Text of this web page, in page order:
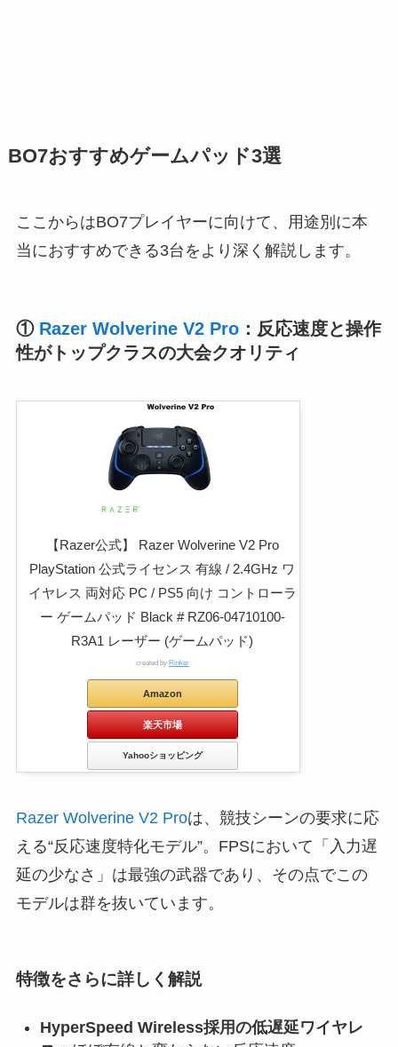
BO7おすすめゲームパッド3選
ここからはBO7プレイヤーに向けて、用途別に本
当におすすめできる3台をより深く解説します。
① Razer Wolverine V2 Pro：反応速度と操作
性がトップクラスの大会クオリティ
【Razer公式】 Razer Wolverine V2 Pro
PlayStation 公式ライセンス 有線 / 2.4GHz ワ
イヤレス 両対応 PC / PS5 向け コントローラ
ー ゲームパッド Black # RZ06-04710100-
R3A1 レーザー (ゲームパッド)
created by Rinker
Amazon
楽天市場
Yahooショッピング
Razer Wolverine V2 Proは、競技シーンの要求に応
える“反応速度特化モデル”。FPSにおいて「入力遅
延の少なさ」は最強の武器であり、その点でこの
モデルは群を抜いています。
特徴をさらに詳しく解説
HyperSpeed Wireless採用の低遅延ワイヤレ